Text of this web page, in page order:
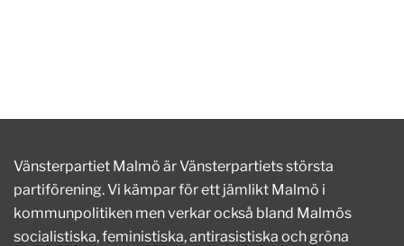
Vänsterpartiet Malmö är Vänsterpartiets största
partiförening. Vi kämpar för ett jämlikt Malmö i
kommunpolitiken men verkar också bland Malmös
socialistiska, feministiska, antirasistiska och gröna